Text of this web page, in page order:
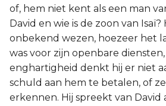
of, hem niet kent als een man
David en wie is de zoon van
onbekend wezen, hoezeer het
was voor zijn openbare
enghartigheid denkt hij er niet
schuld aan hem te betalen, of
erkennen. Hij spreekt van David